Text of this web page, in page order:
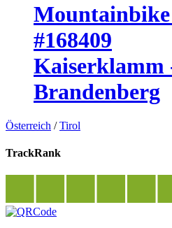
#168409
Kaiserklamm
Brandenberg
Österreich /Tirol
TrackRank